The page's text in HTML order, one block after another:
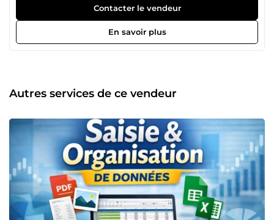
Avec 7 ans d’expérience, je privilégie la qualité, la fiabilité
et le respect des délais. Disponible pour du travail à
distance et prête à soutenir vos projets.
Contacter le vendeur
En savoir plus
Autres services de ce vendeur